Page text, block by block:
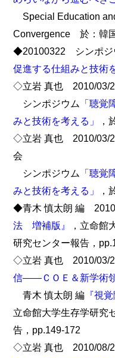
Special Education
Convergence 於：韓
◆20100322 シンポジ
促進する仕組みと技術
◇立岩 真也 2010/03/
シンポジウム
「聴覚
みと技術を考える」
，
◇立岩 真也 2010/03/
会
シンポジウム
「聴覚
みと技術を考える」
，
◆青木 慎太朗 編
法 増補版』
，立命館
研究センター報告，
◇立岩 真也 2010/03/
信――ＣＯＥ＆新学術
青木 慎太朗 編 『視
立命館大学生存学研究
告，pp.149-172
◇立岩 真也 2010/08/